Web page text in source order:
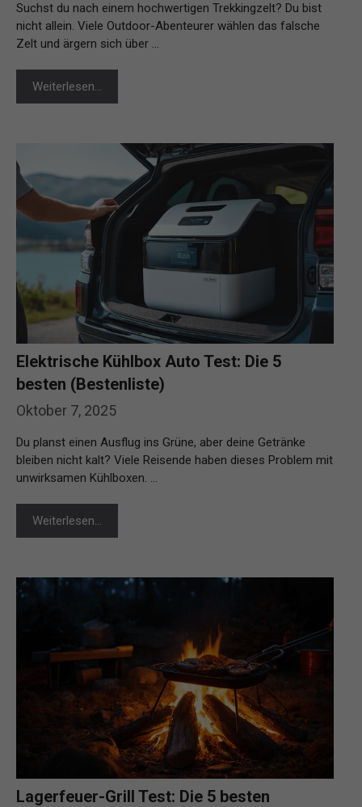
Suchst du nach einem hochwertigen Trekkingzelt? Du bist
nicht allein. Viele Outdoor-Abenteurer wählen das falsche
Zelt und ärgern sich über …
Weiterlesen…
Oktober 7, 2025
Elektrische Kühlbox Auto Test: Die 5
besten (Bestenliste)
Du planst einen Ausflug ins Grüne, aber deine Getränke
bleiben nicht kalt? Viele Reisende haben dieses Problem mit
unwirksamen Kühlboxen. …
Weiterlesen…
Lagerfeuer-Grill Test: Die 5 besten